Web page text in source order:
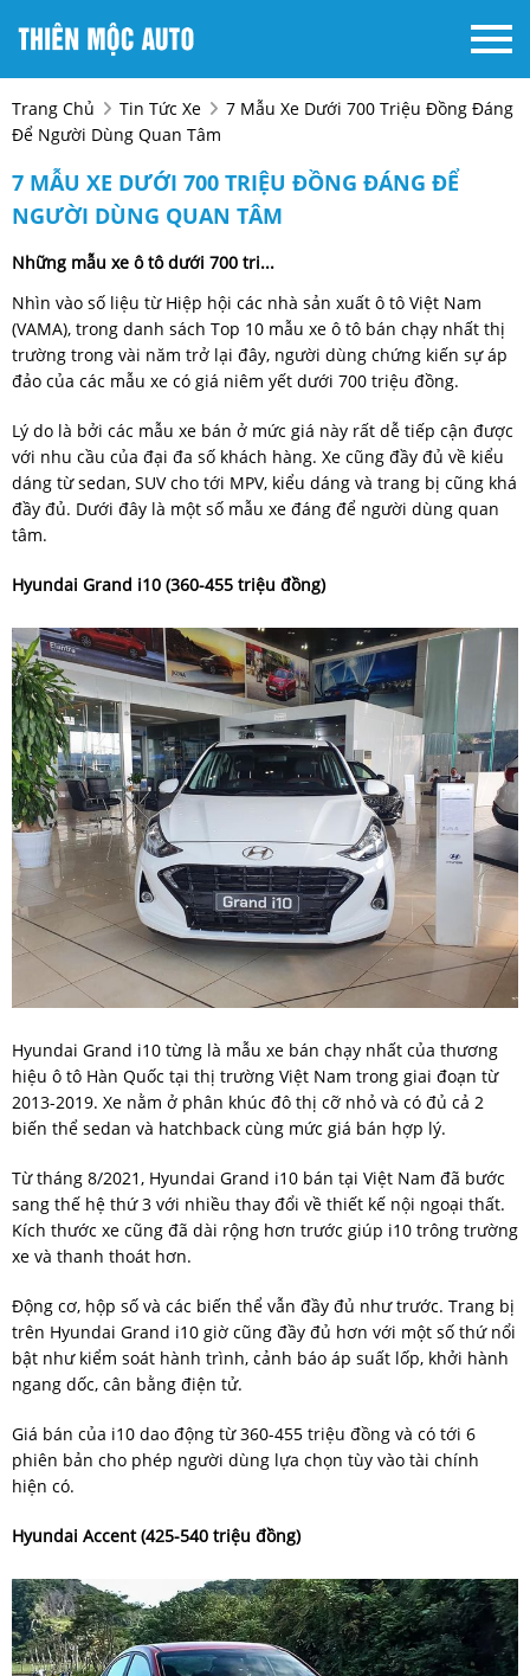
Trang Chủ Tin Tức Xe
7 Mẫu Xe Dưới 700 Triệu Đồng Đáng
Để Người Dùng Quan Tâm
7 MẪU XE DƯỚI 700 TRIỆU ĐỒNG ĐÁNG ĐỂ
NGƯỜI DÙNG QUAN TÂM
Những mẫu xe ô tô dưới 700 tri...
Nhìn vào số liệu từ Hiệp hội các nhà sản xuất ô tô Việt Nam
(VAMA), trong danh sách Top 10 mẫu xe ô tô bán chạy nhất thị
trường trong vài năm trở lại đây, người dùng chứng kiến sự áp
đảo của các mẫu xe có giá niêm yết dưới 700 triệu đồng.
Lý do là bởi các mẫu xe bán ở mức giá này rất dễ tiếp cận được
với nhu cầu của đại đa số khách hàng. Xe cũng đầy đủ về kiểu
dáng từ sedan, SUV cho tới MPV, kiểu dáng và trang bị cũng khá
đầy đủ. Dưới đây là một số mẫu xe đáng để người dùng quan
tâm.
Hyundai Grand i10 (360-455 triệu đồng)
Hyundai Grand i10 từng là mẫu xe bán chạy nhất của thương
hiệu ô tô Hàn Quốc tại thị trường Việt Nam trong giai đoạn từ
2013-2019. Xe nằm ở phân khúc đô thị cỡ nhỏ và có đủ cả 2
biến thể sedan và hatchback cùng mức giá bán hợp lý.
Từ tháng 8/2021, Hyundai Grand i10 bán tại Việt Nam đã bước
sang thế hệ thứ 3 với nhiều thay đổi về thiết kế nội ngoại thất.
Kích thước xe cũng đã dài rộng hơn trước giúp i10 trông trường
xe và thanh thoát hơn.
Động cơ, hộp số và các biến thể vẫn đầy đủ như trước. Trang bị
trên Hyundai Grand i10 giờ cũng đầy đủ hơn với một số thứ nổi
bật như kiểm soát hành trình, cảnh báo áp suất lốp, khởi hành
ngang dốc, cân bằng điện tử.
Giá bán của i10 dao động từ 360-455 triệu đồng và có tới 6
phiên bản cho phép người dùng lựa chọn tùy vào tài chính
hiện có.
Hyundai Accent (425-540 triệu đồng)